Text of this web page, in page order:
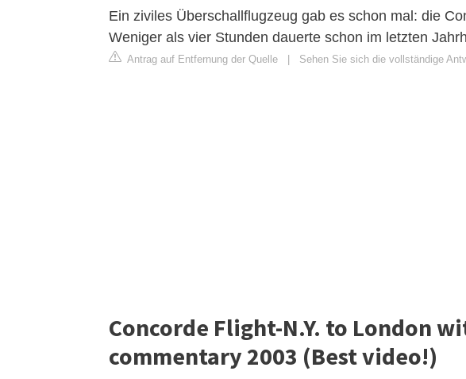
Ein ziviles Überschallflugzeug gab es schon mal: die
Weniger als vier Stunden dauerte schon im letzten
Antrag auf Entfernung der Quelle Sehen Sie sich die vollständige
Concorde Flight-N.Y. to London
commentary 2003 (Best video!)